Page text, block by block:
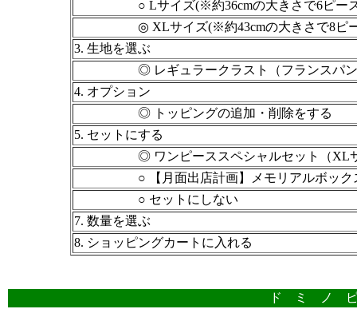
○ Lサイズ(※約36cmの大きさで6ピースに
◎ XLサイズ(※約43cmの大きさで8ピース
3. 生地を選ぶ
◎ レギュラークラスト（フランスパンの
4. オプション
◎ トッピングの追加・削除をする
5. セットにする
◎ ワンピーススペシャルセット（XLサ
○ 【月面出店計画】メモリアルボック
○ セットにしない
7. 数量を選ぶ
8. ショッピングカートに入れる
ド ミ ノ